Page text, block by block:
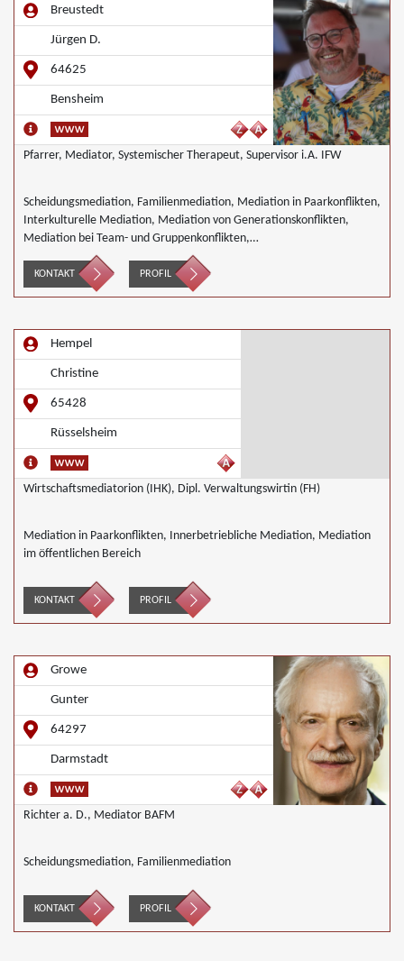
Breustedt
Jürgen D.
64625
Bensheim
Pfarrer, Mediator, Systemischer Therapeut, Supervisor i.A. IFW
Scheidungsmediation, Familienmediation, Mediation in Paarkonflikten,
Interkulturelle Mediation, Mediation von Generationskonflikten,
Mediation bei Team- und Gruppenkonflikten,
Nachbarschaftsmediation, Schulmediation
KONTAKT PROFIL
Hempel
Christine
65428
Rüsselsheim
Wirtschaftsmediatorion (IHK), Dipl. Verwaltungswirtin (FH)
Mediation in Paarkonflikten, Innerbetriebliche Mediation, Mediation
im öffentlichen Bereich
KONTAKT PROFIL
Growe
Gunter
64297
Darmstadt
Richter a. D., Mediator BAFM
Scheidungsmediation, Familienmediation
KONTAKT PROFIL